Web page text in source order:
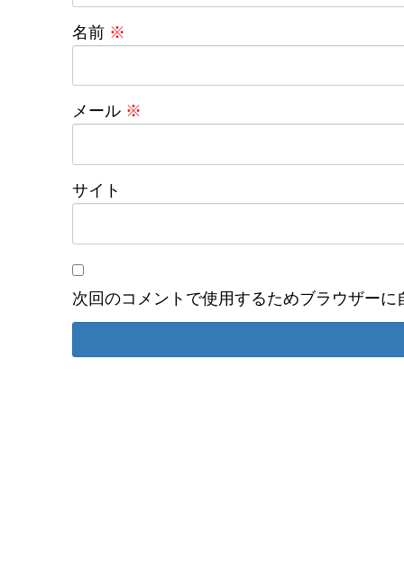
名前 ※
メール ※
サイト
次回のコメントで使用するためブラウザー